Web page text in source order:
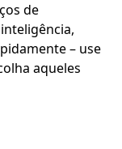
de
– use
aqueles